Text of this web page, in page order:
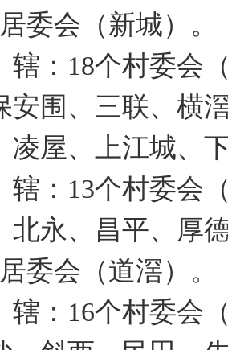
委会（新城）。
18个村委会（
安围、三联、横
凌屋、上江城、
13个村委会（
北永、昌平、厚
委会（道滘）。
16个村委会（